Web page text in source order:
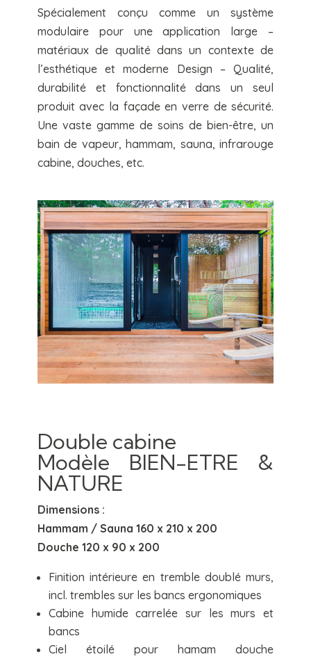
Spécialement conçu comme un système
modulaire pour une application large –
matériaux de qualité dans un contexte de
l’esthétique et moderne Design – Qualité,
durabilité et fonctionnalité dans un seul
produit avec la façade en verre de sécurité.
Une vaste gamme de soins de bien-être, un
bain de vapeur, hammam, sauna, infrarouge
cabine, douches, etc.
Double cabine
Modèle BIEN-ETRE &
NATURE
Dimensions :
Hammam / Sauna 160 x 210 x 200
Douche 120 x 90 x 200
Finition intérieure en tremble doublé murs,
incl. trembles sur les bancs ergonomiques
Cabine humide carrelée sur les murs et
bancs
Ciel étoilé pour hamam douche